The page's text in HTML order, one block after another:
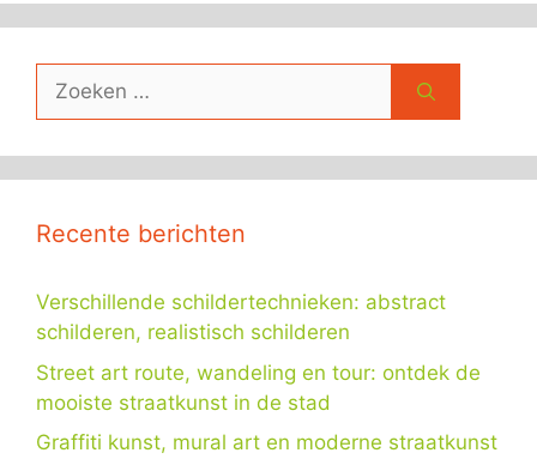
Zoek
Recente berichten
Verschillende schildertechnieken: abstract
schilderen, realistisch schilderen
Street art route, wandeling en tour: ontdek de
mooiste straatkunst in de stad
Graffiti kunst, mural art en moderne straatkunst